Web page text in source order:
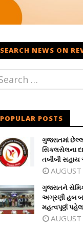
SEARCH NEWS ON
POPULAR POSTS
ગુજરાતમાં
સિકલસેલના
તબીબી સહાય
ગુજરાતને
અગ્રણી હબ
મહત્વપૂર્ણ પહેલ